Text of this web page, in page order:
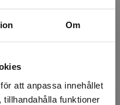
Om
att anpassa innehållet
funktioner
och